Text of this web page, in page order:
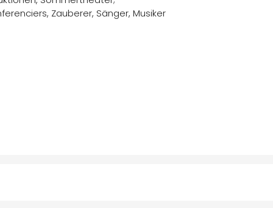
Zauberer, Sänger, Musiker